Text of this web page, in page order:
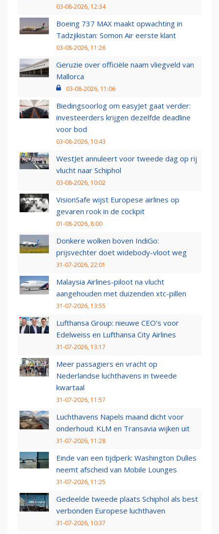
03-08-2026, 12:34
Boeing 737 MAX maakt opwachting in
Tadzjikistan: Somon Air eerste klant
03-08-2026, 11:26
Geruzie over officiële naam vliegveld van
Mallorca
03-08-2026, 11:06
Biedingsoorlog om easyJet gaat verder:
investeerders krijgen dezelfde deadline
voor bod
03-08-2026, 10:43
WestJet annuleert voor tweede dag op rij
vlucht naar Schiphol
03-08-2026, 10:02
VisionSafe wijst Europese airlines op
gevaren rook in de cockpit
01-08-2026, 8:00
Donkere wolken boven IndiGo:
prijsvechter doet widebody-vloot weg
31-07-2026, 22:01
Malaysia Airlines-piloot na vlucht
aangehouden met duizenden xtc-pillen
31-07-2026, 13:55
Lufthansa Group: nieuwe CEO’s voor
Edelweiss en Lufthansa City Airlines
31-07-2026, 13:17
Meer passagiers en vracht op
Nederlandse luchthavens in tweede
kwartaal
31-07-2026, 11:57
Luchthavens Napels maand dicht voor
onderhoud: KLM en Transavia wijken uit
31-07-2026, 11:28
Einde van een tijdperk: Washington Dulles
neemt afscheid van Mobile Lounges
31-07-2026, 11:25
Gedeelde tweede plaats Schiphol als best
verbonden Europese luchthaven
31-07-2026, 10:37